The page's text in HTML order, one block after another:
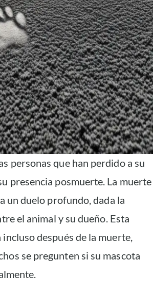
personas que han perdido a su
presencia posmuerte. La muerte
un duelo profundo, dada la
el animal y su dueño. Esta
después de la muerte,
se pregunten si su mascota